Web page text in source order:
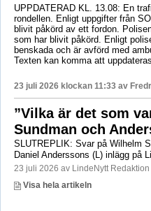
UPPDATERAD KL. 13.08: En
rondellen. Enligt uppgifter från
blivit påkörd av ett fordon.
som har blivit påkörd. Enligt
benskada och är avförd med
Texten kan komma att uppdateras
23 juli 2026 klockan 11:33 av
”Vilka är det som
Sundman och
SLUTREPLIK: Svar på Wilhelm
Daniel Anderssons (L) inlägg på
23 juli 2026 av LindeNytt Redaktion
Visa hela artikeln